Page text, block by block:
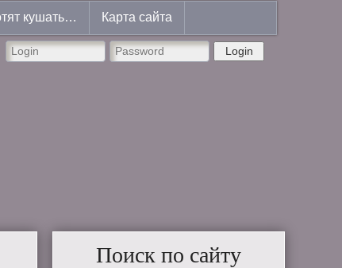
кушать… Карта сайта
Login
Поиск по сайту